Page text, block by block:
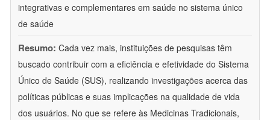
integrativas e complementares em saúde no sistema único
de saúde
Resumo: Cada vez mais, instituições de pesquisas têm
buscado contribuir com a eficiência e efetividade do Sistema
Único de Saúde (SUS), realizando investigações acerca das
políticas públicas e suas implicações na qualidade de vida
dos usuários. No que se refere às Medicinas Tradicionais,